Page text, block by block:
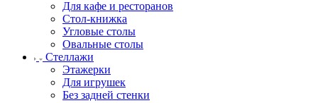
Для кафе и ресторанов
Стол-книжка
Угловые столы
Овальные столы
Стеллажи
Этажерки
Для игрушек
Без задней стенки